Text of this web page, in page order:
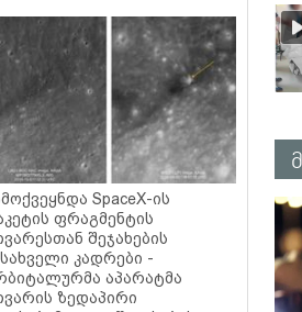
SpaceX-ის
ფრაგმენტის
შეჯახების
კადრები -
აპარატმა
ზედაპირი